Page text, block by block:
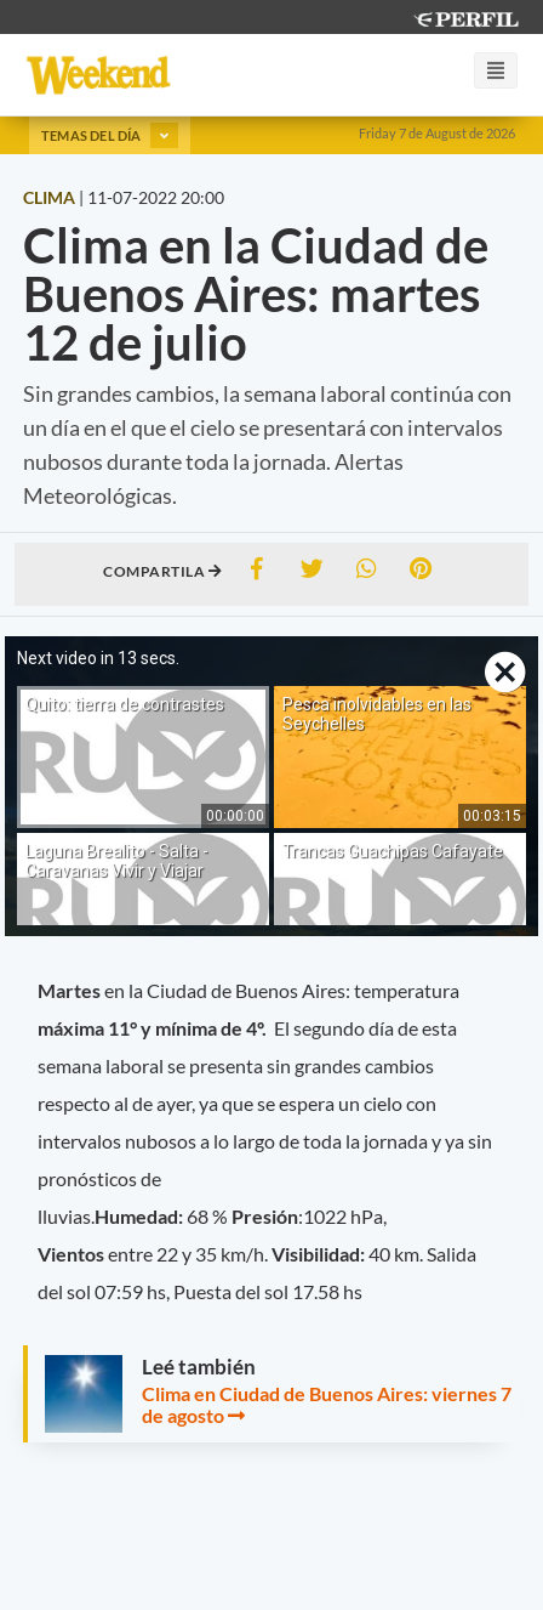
Friday 7 de August de 2026
TEMAS DEL DÍA
CLIMA | 11-07-2022 20:00
Clima en la Ciudad de
Buenos Aires: martes
12 de julio
Sin grandes cambios, la semana laboral continúa con
un día en el que el cielo se presentará con intervalos
nubosos durante toda la jornada. Alertas
Meteorológicas.
COMPARTILA
Martesen la Ciudad de Buenos Aires: temperatura
máxima 11° y mínima de 4º. El segundo día de esta
semana laboral se presenta sin grandes cambios
respecto al de ayer, ya que se espera un cielo con
intervalos nubosos a lo largo de toda la jornada y ya sin
pronósticos de
lluvias. Humedad:68 % Presión:1022 hPa,
Vientosentre 22 y 35 km/h. Visibilidad:40 km. Salida
del sol 07:59 hs, Puesta del sol 17.58 hs
Leé también
Clima en Ciudad de Buenos Aires: viernes 7
de agosto